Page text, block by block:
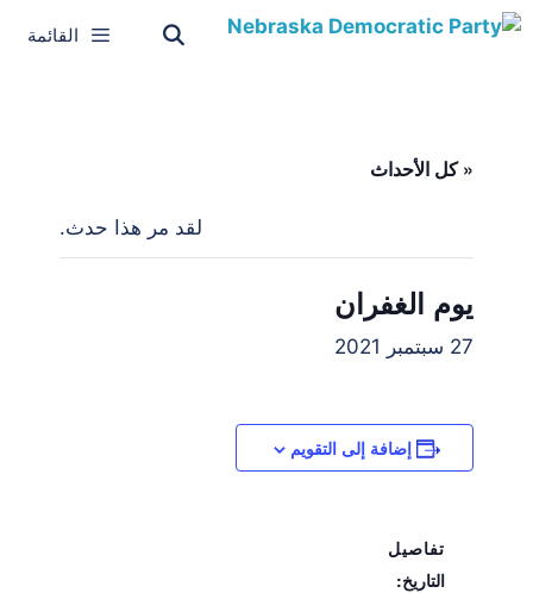
القائمة
« كل الأحداث
لقد مر هذا حدث.
يوم الغفران
27 سبتمبر 2021
إضافة إلى التقويم
تفاصيل
التاريخ: